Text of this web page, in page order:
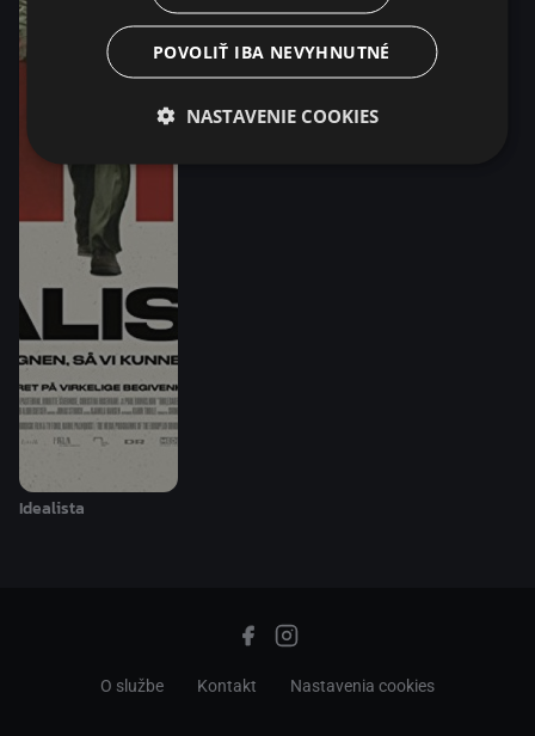
Idealista
O službe Kontakt Nastavenia cookies
POVOLIŤ IBA NEVYHNUTNÉ
NASTAVENIE COOKIES